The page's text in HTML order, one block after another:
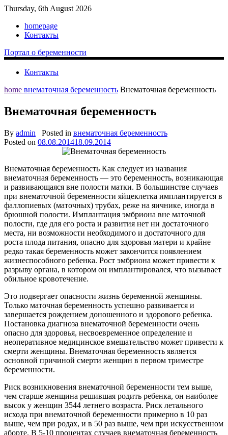
Thursday, 6th August 2026
homepage
Контакты
Портал о беременности
Контакты
home внематочная беременность Внематочная беременность
Внематочная беременность
By admin Posted in внематочная беременность
Posted on 08.08.201418.09.2014
Внематочная беременность Как следует из названия
внематочная беременность — это беременность, возникающая
и развивающаяся вне полости матки. В большинстве случаев
при внематочной беременности яйцеклетка имплантируется в
фаллопиевых (маточных) трубах, реже на яичнике, иногда в
брюшной полости. Имплантация эмбриона вне маточной
полости, где для его роста и развития нет ни достаточного
места, ни возможности необходимого и достаточного для
роста плода питания, опасно для здоровья матери и крайне
редко такая беременность может закончится появлением
жизнеспособного ребенка. Рост эмбриона может привести к
разрыву органа, в котором он имплантировался, что вызывает
обильное кровотечение.
Это подвергает опасности жизнь беременной женщины.
Только маточная беременность успешно развивается и
завершается рождением доношенного и здорового ребенка.
Постановка диагноза внематочной беременности очень
опасно для здоровья, несвоевременное определение и
неоперативное медицинское вмешательство может привести к
смерти женщины. Внематочная беременность является
основной причиной смерти женщин в первом триместре
беременности.
Риск возникновения внематочной беременности тем выше,
чем старше женщина решившая родить ребенка, он наиболее
высок у женщин 3544 летнего возраста. Риск летального
исхода при внематочной беременности примерно в 10 раз
выше, чем при родах, и в 50 раз выше, чем при искусственном
аборте. В 5-10 процентах случаев внематочная беременность